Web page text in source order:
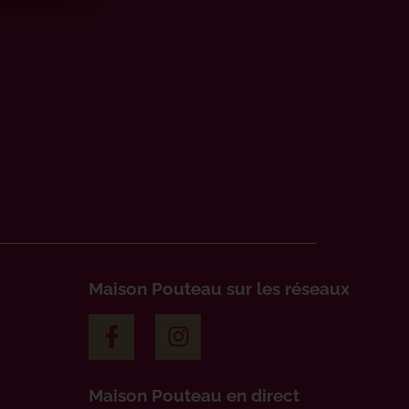
Maison Pouteau sur les réseaux
Maison Pouteau en direct